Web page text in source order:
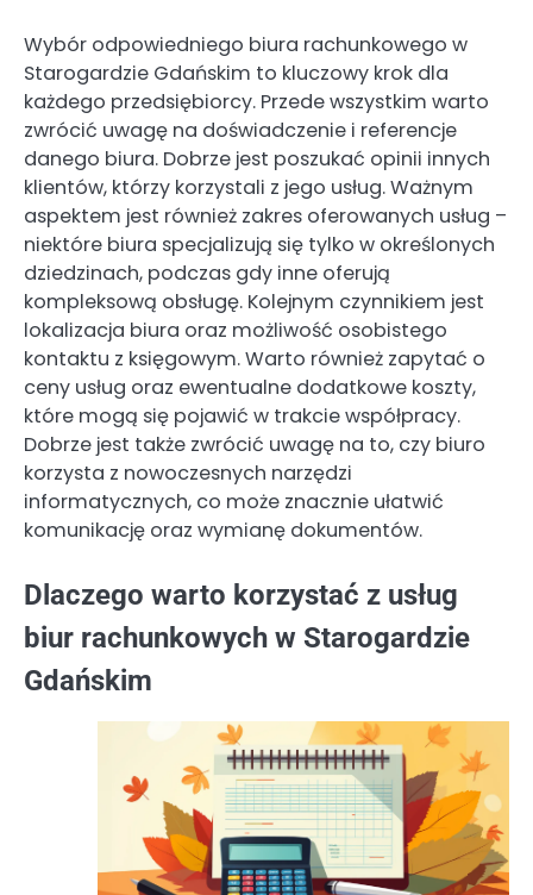
Wybór odpowiedniego biura rachunkowego w
Starogardzie Gdańskim to kluczowy krok dla
każdego przedsiębiorcy. Przede wszystkim warto
zwrócić uwagę na doświadczenie i referencje
danego biura. Dobrze jest poszukać opinii innych
klientów, którzy korzystali z jego usług. Ważnym
aspektem jest również zakres oferowanych usług –
niektóre biura specjalizują się tylko w określonych
dziedzinach, podczas gdy inne oferują
kompleksową obsługę. Kolejnym czynnikiem jest
lokalizacja biura oraz możliwość osobistego
kontaktu z księgowym. Warto również zapytać o
ceny usług oraz ewentualne dodatkowe koszty,
które mogą się pojawić w trakcie współpracy.
Dobrze jest także zwrócić uwagę na to, czy biuro
korzysta z nowoczesnych narzędzi
informatycznych, co może znacznie ułatwić
komunikację oraz wymianę dokumentów.
Dlaczego warto korzystać z usług
biur rachunkowych w Starogardzie
Gdańskim